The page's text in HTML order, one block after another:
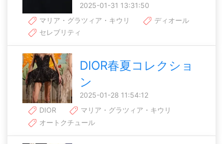
2025-01-31 13:31:50
マリア・グラツィア・キウリ
ディオール
セレブリティ
DIOR春夏コレクショ
ン
2025-01-28 11:54:12
DIOR
マリア・グラツィア・キウリ
オートクチュール